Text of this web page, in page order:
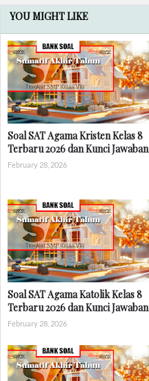
YOU MIGHT LIKE
Soal SAT Agama Kristen Kelas 8
Terbaru 2026 dan Kunci Jawaban
February 28, 2026
Soal SAT Agama Katolik Kelas 8
Terbaru 2026 dan Kunci Jawaban
February 28, 2026